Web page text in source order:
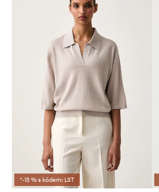
*-15 % s kódem: LST